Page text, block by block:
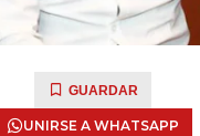
GUARDAR
UNIRSE A WHATSAPP